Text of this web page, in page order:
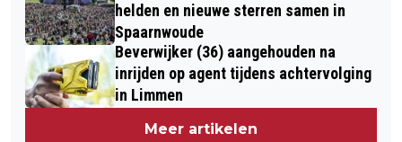
helden en nieuwe sterren samen in
Spaarnwoude
Beverwijker (36) aangehouden na
inrijden op agent tijdens achtervolging
in Limmen
Meer artikelen